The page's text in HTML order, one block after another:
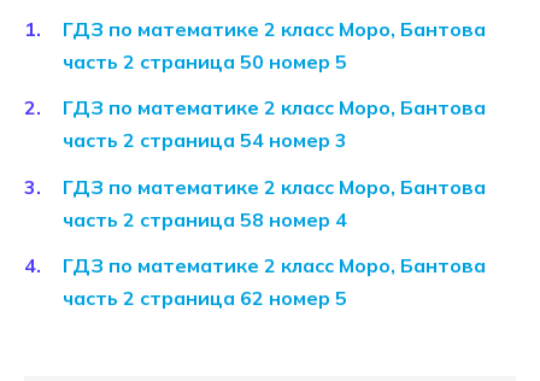
ГДЗ по математике 2 класс Моро, Бантова
часть 2 страница 50 номер 5
ГДЗ по математике 2 класс Моро, Бантова
часть 2 страница 54 номер 3
ГДЗ по математике 2 класс Моро, Бантова
часть 2 страница 58 номер 4
ГДЗ по математике 2 класс Моро, Бантова
часть 2 страница 62 номер 5